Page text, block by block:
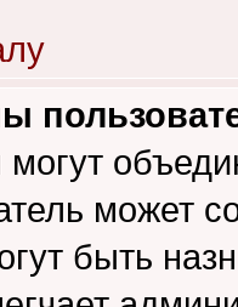
может
быть